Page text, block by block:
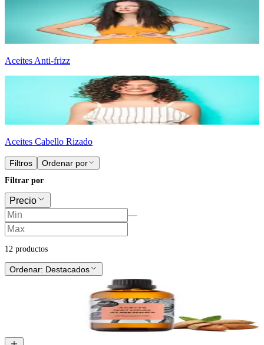
Aceites Anti-frizz
Aceites Cabello Rizado
Filtros Ordenar por
Filtrar por
Precio
—
12 productos
Ordenar: Destacados